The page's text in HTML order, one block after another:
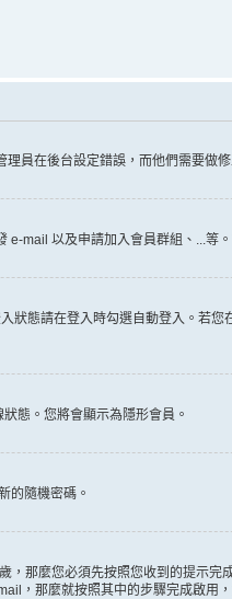
員在後台設定錯誤，而他們需要做修
mail 以及申請加入會員群組、...等
態請在登入時勾選自動登入。若
態。您將會顯示為隱形會員。
的隨機密碼。
那麼您必須先按照您收到的提示完
，那麼就按照其中的步驟完成啟用